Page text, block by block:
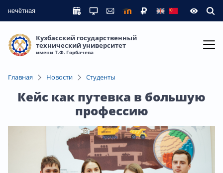
нечётная
Кузбасский государственный
технический университет
имени Т.Ф. Горбачева
Главная Новости Студенты
Кейс как путевка в большую
профессию